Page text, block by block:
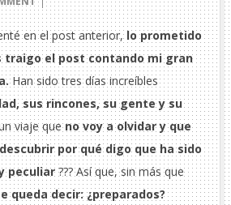
en el post anterior, lo prometido
traigo el post contando mi gran
Han sido tres días increíbles
sus rincones, su gente y su
viaje queno voy a olvidar y que
por qué digo que ha sido
peculiar ??? Así que, sin más que
queda decir: ¿preparados?